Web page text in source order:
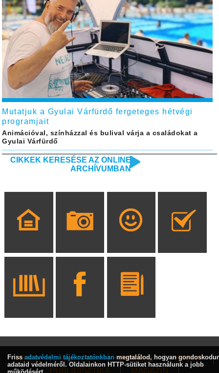
Mutatjuk a Gyulai Várfürdő fergeteges hétvégi
programjait
Animációval, színházzal és bulival várja a családokat a
Gyulai Várfürdő
CIKKEK KERESÉSE AZ ONLINE
ARCHÍVUMBAN
HÍREK KULTÚRA INTERJÚ
SPORT
PUBLICISZTIKA
MAGAZIN
Friss adatvédelmi tájékoztatónkban megtalálod, hogyan
adataid védelméről. Oldalainkon HTTP-sütiket használunk a jobb